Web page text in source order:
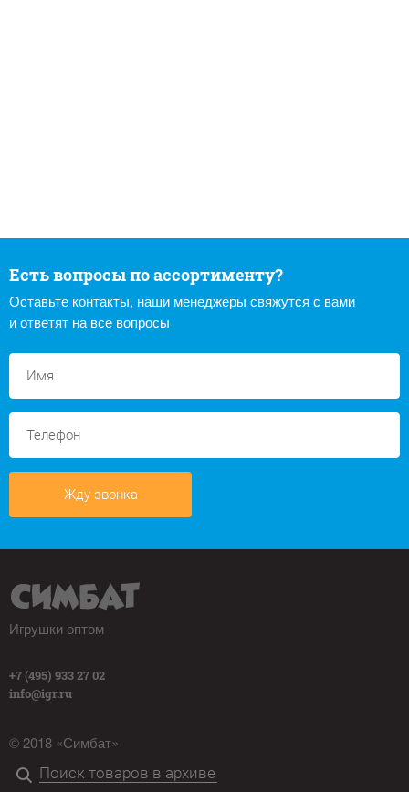
Есть вопросы по ассортименту?
Оставьте контакты, наши менеджеры свяжутся с вами
и ответят на все вопросы
Жду звонка
Игрушки оптом
+7 (495) 933 27 02
info@igr.ru
© 2018 «Симбат»